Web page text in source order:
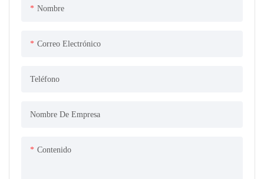
Nombre
Correo Electrónico
Teléfono
Nombre De Empresa
Contenido